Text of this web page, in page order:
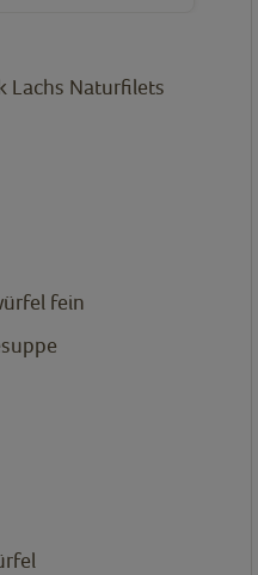
Lachs Naturfilets
fein